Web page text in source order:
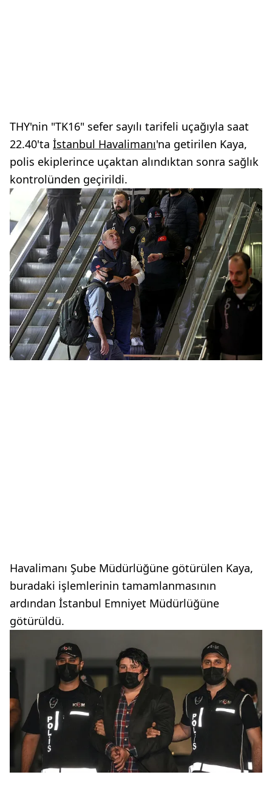
THY'nin "TK16" sefer sayılı tarifeli uçağıyla saat
22.40'ta İstanbul Havalimanı'na getirilen Kaya,
polis ekiplerince uçaktan alındıktan sonra sağlık
kontrolünden geçirildi.
Havalimanı Şube Müdürlüğüne götürülen Kaya,
buradaki işlemlerinin tamamlanmasının
ardından İstanbul Emniyet Müdürlüğüne
götürüldü.